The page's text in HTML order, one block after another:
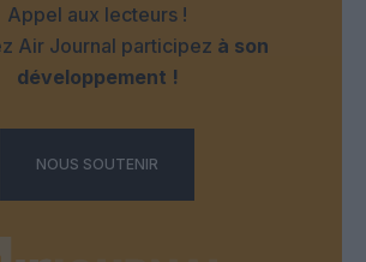
Appel aux lecteurs !
Air Journal participez à son
développement !
NOUS SOUTENIR